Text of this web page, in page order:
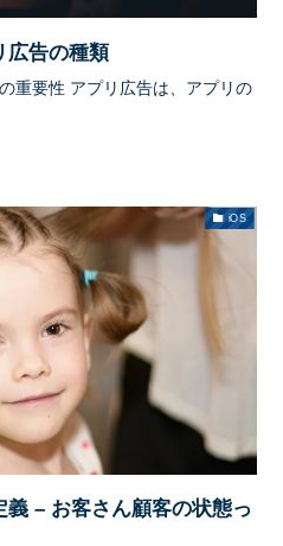
広告の種類
重要性 アプリ広告は、アプリの
iOS
– お客さん顧客の状態っ